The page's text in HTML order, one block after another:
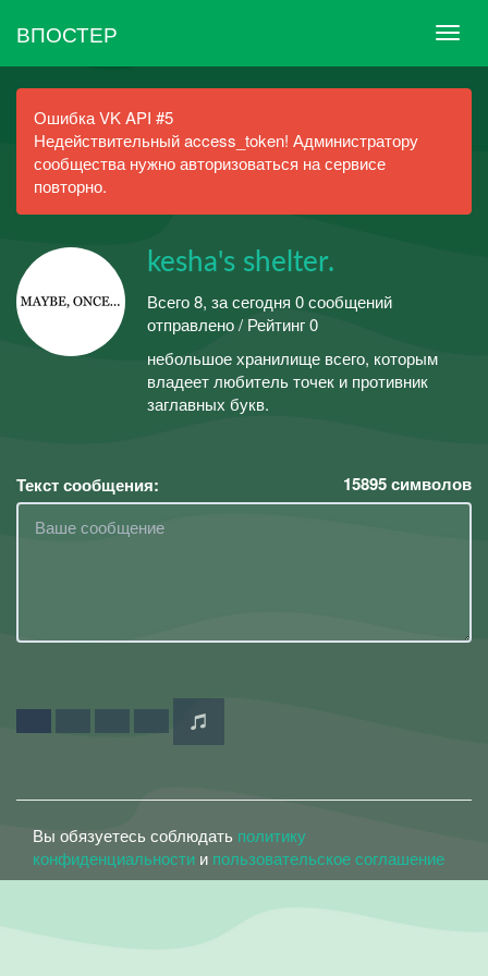
ВПОСТЕР
Ошибка VK API #5
Недействительный access_token! Администратору
сообщества нужно авторизоваться на сервисе
повторно.
kesha's shelter.
Всего 8, за сегодня 0 сообщений
отправлено / Рейтинг 0
небольшое хранилище всего, которым
владеет любитель точек и противник
заглавных букв.
Текст сообщения: 15895символов
Вы обязуетесь соблюдать политику
конфиденциальности и пользовательское соглашение